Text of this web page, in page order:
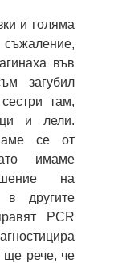
и голяма
във
загубил
там,
и лели.
се от
имаме
на
другите
PCR
ще рече, че